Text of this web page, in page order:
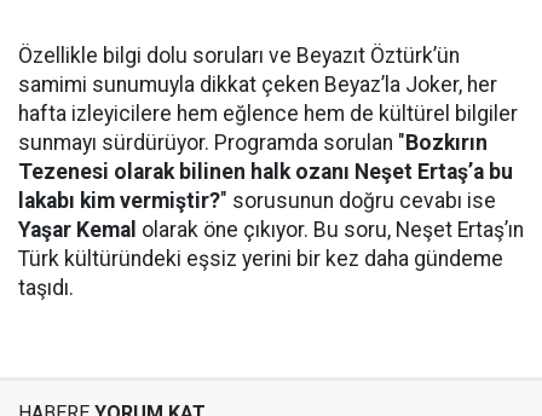
Özellikle bilgi dolu soruları ve Beyazıt Öztürk’ün
samimi sunumuyla dikkat çeken Beyaz’la Joker, her
hafta izleyicilere hem eğlence hem de kültürel bilgiler
sunmayı sürdürüyor. Programda sorulan " Bozkırın
Tezenesi olarak bilinen halk ozanı Neşet Ertaş’a bu
lakabı kim vermiştir?" sorusunun doğru cevabı ise
Yaşar Kemal olarak öne çıkıyor. Bu soru, Neşet Ertaş’ın
Türk kültüründeki eşsiz yerini bir kez daha gündeme
taşıdı.